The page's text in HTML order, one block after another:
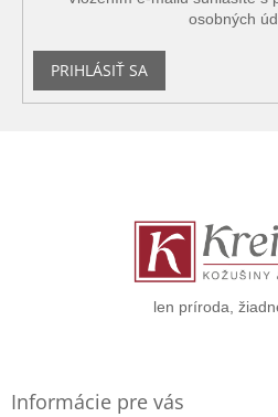
osobných
PRIHLÁSIŤ SA
len príroda,
Informácie pre vás